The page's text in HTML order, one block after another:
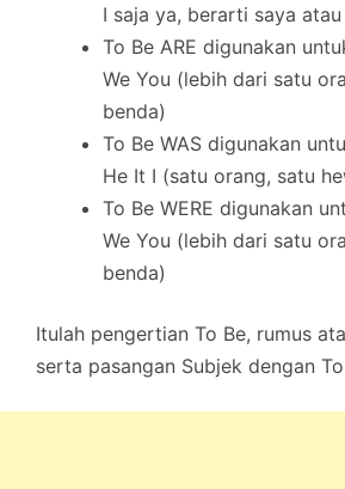
I saja ya, berarti saya atau
To Be ARE digunakan
We You (lebih dari satu
benda)
To Be WAS digunakan
He It I (satu orang, satu
To Be WERE digunakan
We You (lebih dari satu
benda)
Itulah pengertian To Be, rumus
serta pasangan Subjek dengan